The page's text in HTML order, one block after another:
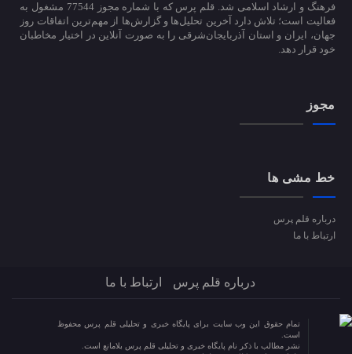
فرهنگ و ارشاد اسلامی شد. قلم پرس که با شماره مجوز 77544 مشغول به
فعالیت است؛ تلاش دارد آخرین تحلیل‌ها و گزارش‌ها از مهم‌ترین اتفاقات روز
جهان، ایران و استان آذربایجان‌شرقی را به صورت آنلاین در اختیار مخاطبان
خود قرار دهد.
مجوز
خط مشی ها
درباره قلم پرس
ارتباط با ما
درباره قلم پرس ارتباط با ما
تمام حقوق این وب سایت برای پایگاه خبری و تحلیلی قلم پرس محفوظ
است.
نشر مطالب با ذکر نام پایگاه خبری و تحلیلی قلم پرس بلامانع است.